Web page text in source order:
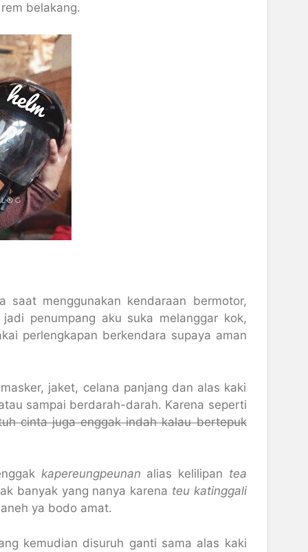
belakang.
saat menggunakan kendaraan bermotor,
penumpang aku suka melanggar kok,
perlengkapan berkendara supaya aman
jaket, celana panjang dan alas kaki
sampai berdarah-darah. Karena seperti
cinta juga enggak indah kalau bertepuk
kapereungpeunan alias kelilipan tea
banyak yang nanya karena teu katinggali
ya bodo amat.
kemudian disuruh ganti sama alas kaki